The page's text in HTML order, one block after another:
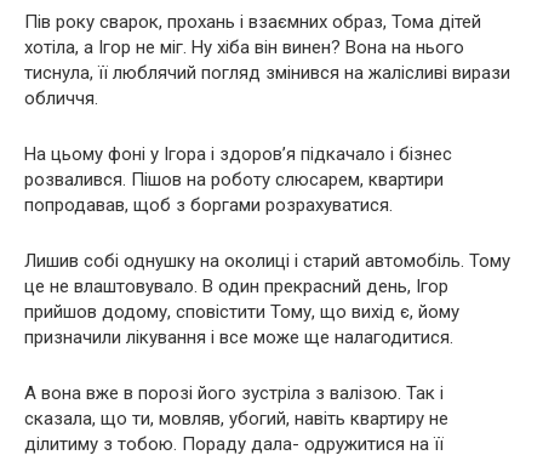
Пів року сварок, прохань і взаємних образ, Тома дітей
хотіла, а Ігор не міг. Ну хіба він винен? Вона на нього
тиснула, її люблячий погляд змінився на жалісливі вирази
обличчя.
На цьому фоні у Ігора і здоров’я підкачало і бізнес
розвалився. Пішов на роботу слюсарем, квартири
попродавав, щоб з боргами розрахуватися.
Лишив собі однушку на околиці і старий автомобіль. Тому
це не влаштовувало. В один прекрасний день, Ігор
прийшов додому, сповістити Тому, що вихід є, йому
призначили лікування і все може ще налагодитися.
А вона вже в порозі його зустріла з валізою. Так і
сказала, що ти, мовляв, убогий, навіть квартиру не
ділитиму з тобою. Пораду дала- одружитися на її